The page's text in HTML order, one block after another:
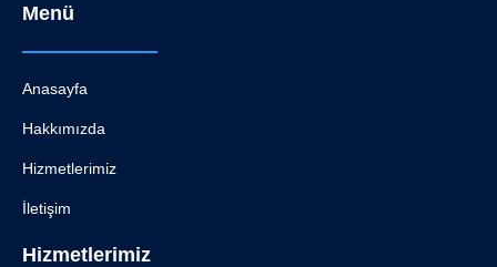
Menü
Anasayfa
Hakkımızda
Hizmetlerimiz
İletişim
Hizmetlerimiz